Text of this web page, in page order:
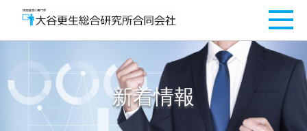
新着情報